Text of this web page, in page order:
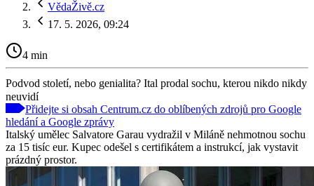
VědaŽivě.cz
17. 5. 2026, 09:24
4 min
Podvod století, nebo genialita? Ital prodal sochu, kterou nikdo nikdy
neuvidí
Přidejte si obsah Centrum.cz do oblíbených zdrojů pro Google
hledání a Google zprávy
Italský umělec Salvatore Garau vydražil v Miláně nehmotnou sochu
za 15 tisíc eur. Kupec odešel s certifikátem a instrukcí, jak vystavit
prázdný prostor.